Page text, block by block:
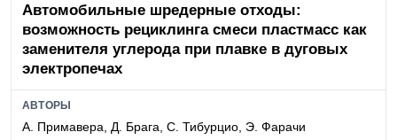
Автомобильные шредерные отходы:
возможность рециклинга смеси пластмасс как
заменителя углерода при плавке в дуговых
электропечах
АВТОРЫ
А. Примавера, Д. Брага, С. Тибурцио, Э. Фарачи